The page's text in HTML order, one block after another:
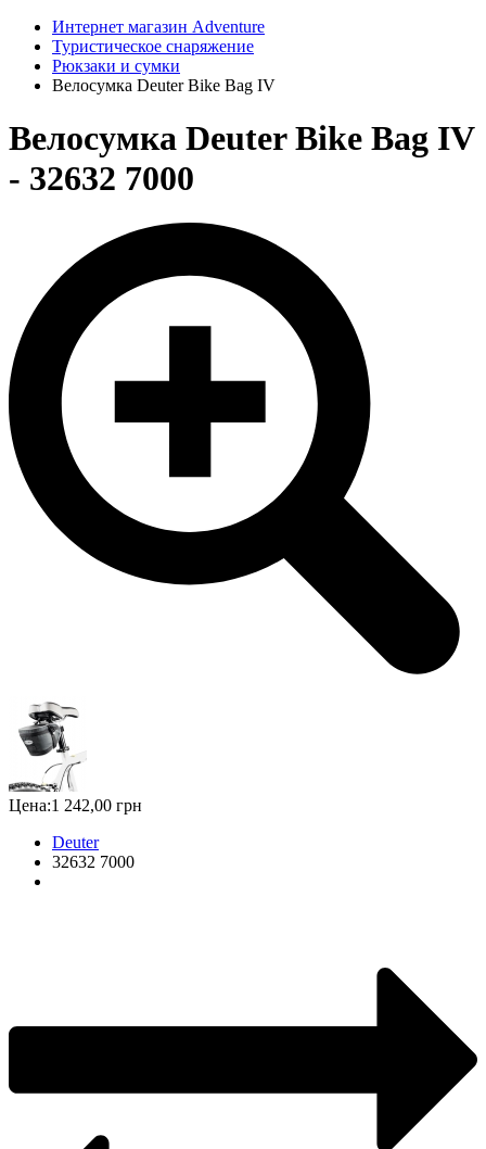
Интернет магазин Adventure
Туристическое снаряжение
Рюкзаки и сумки
Велосумка Deuter Bike Bag IV
Велосумка Deuter Bike Bag IV
- 32632 7000
Цена:1 242,00 грн
Deuter
32632 7000